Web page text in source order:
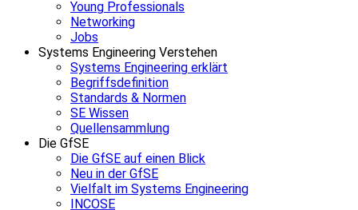
Young Professionals
Networking
Jobs
Systems Engineering Verstehen
Systems Engineering erklärt
Begriffsdefinition
Standards & Normen
SE Wissen
Quellensammlung
Die GfSE
Die GfSE auf einen Blick
Neu in der GfSE
Vielfalt im Systems Engineering
INCOSE